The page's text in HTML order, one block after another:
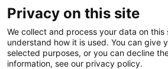
Lectoren en onderzoekers
Bedrijven
Hogescholen
Privacy on this site
We collect and process your data on
understand how it is used. You can give
selected purposes, or you can decline
information, see our privacy policy.